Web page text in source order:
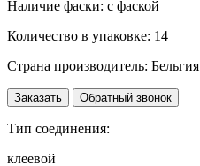
Наличие фаски: с фаской
Количество в упаковке: 14
Страна производитель: Бельгия
Заказать Обратный звонок
Тип соединения:
клеевой